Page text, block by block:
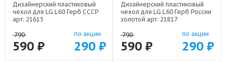
Дизайнерский пластиковый
чехол для LG L60 Герб СССР
арт: 21615
790
590 ₽
по акции
290 ₽
Дизайнерский пластиковый
чехол для LG L60 Герб России
золотой арт: 21817
790
590 ₽
по акции
290 ₽